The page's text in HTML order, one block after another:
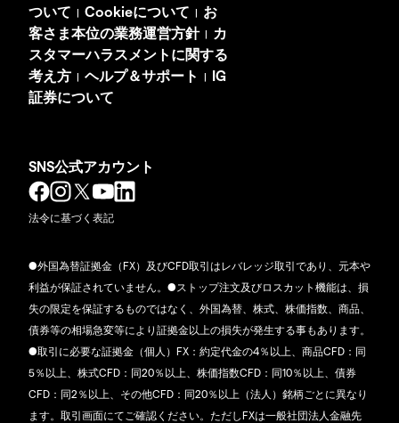
ついて | Cookieについて | お
客さま本位の業務運営方針|
カ
スタマーハラスメントに関する
考え方 | ヘルプ＆サポート | IG
証券について
SNS公式アカウント
法令に基づく表記
●外国為替証拠金（FX）及びCFD取引はレバレッジ取引であり、元本や
利益が保証されていません。●ストップ注文及びロスカット機能は、損
失の限定を保証するものではなく、外国為替、株式、株価指数、商品、
債券等の相場急変等により証拠金以上の損失が発生する事もあります。
●取引に必要な証拠金（個人）FX：約定代金の4％以上、商品CFD：同
5％以上、株式CFD：同20％以上、株価指数CFD：同10％以上、債券
CFD：同2％以上、その他CFD：同20％以上（法人）銘柄ごとに異なり
ます。取引画面にてご確認ください。ただしFXは一般社団法人金融先